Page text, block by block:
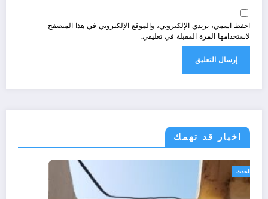
احفظ اسمي، بريدي الإلكتروني، والموقع الإلكتروني في هذا المتصفح
لاستخدامها المرة المقبلة في تعليقي.
اخبار قد تهمك
الجزائر الحدث